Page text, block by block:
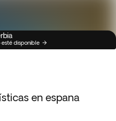
disponible
en espana